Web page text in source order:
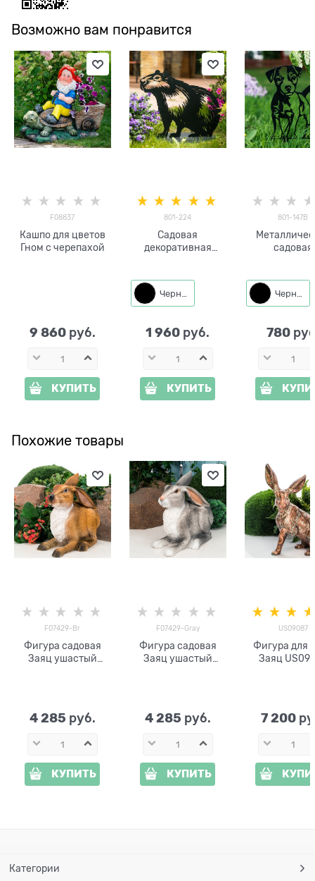
Возможно вам понравится
F08837
Кашпо для цветов
Гном c черепахой
9 860 руб.
КУПИТЬ
801-224
Садовая
декоративная
1 960 руб.
КУПИТЬ
801-147B
садовая
Собачка
780
Похожие товары
F07429-Br
Фигура садовая
Заяц ушастый
4 285 руб.
КУПИТЬ
F07429-Gray
Фигура садовая
Заяц ушастый
4 285 руб.
КУПИТЬ
US09087
Фигура для
Заяц
7 200
Категории